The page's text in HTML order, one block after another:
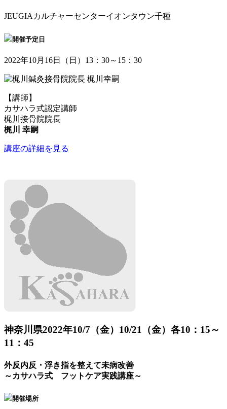
JEUGIAカルチャーセンターイオンタウン千種
開催予定日
2022年10月16日（日）13：30～15：30
【講師】
カサハラ式認定講師
梶川接骨院院長
梶川 幸嗣
講座の詳細を見る
神奈川県2022年10/7（金）10/21（金）各10：15～
11：45
外反内反・浮き指を整えて未病改善
～カサハラ式 フットケア実践講座～
開催場所